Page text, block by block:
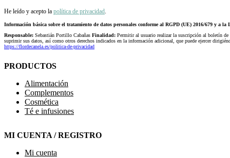
He leído y acepto la política de privacidad
Información básica sobre el tratamiento de datos personales conforme al RGPD (UE) 2016/679 y a la
Responsable: Sebastián Portillo Cabañas Finalidad: Permitir al usuario realizar la suscripción al boletín
suprimir sus datos, así como otros derechos indicados en la información adicional, que puede ejercer
https://flordecanela.es/politica-de-privacidad
PRODUCTOS
Alimentación
Complementos
Cosmética
Té e infusiones
MI CUENTA / REGISTRO
Mi cuenta